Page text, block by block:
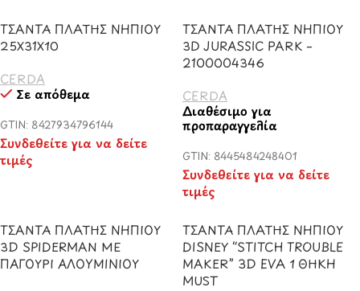
ΤΣΑΝΤΑ ΠΛΑΤΗΣ ΝΗΠΙΟΥ
25Χ31Χ10
CERDA
Σε απόθεμα
GTIN: 8427934796144
Συνδεθείτε για να δείτε
τιμές
ΤΣΑΝΤΑ ΠΛΑΤΗΣ ΝΗΠΙΟΥ
3D JURASSIC PARK –
2100004346
CERDA
Διαθέσιμο για
προπαραγγελία
GTIN: 8445484248401
Συνδεθείτε για να δείτε
τιμές
ΤΣΑΝΤΑ ΠΛΑΤΗΣ ΝΗΠΙΟΥ
3D SPIDERMAN ΜΕ
ΠΑΓΟΥΡΙ ΑΛΟΥΜΙΝΙΟΥ
ΤΣΑΝΤΑ ΠΛΑΤΗΣ ΝΗΠΙΟΥ
DISNEY “STITCH TROUBLE
MAKER” 3D EVA 1 ΘΗΚΗ
MUST